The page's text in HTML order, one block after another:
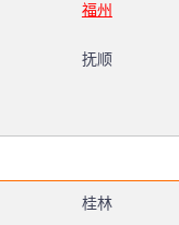
福州
抚顺
桂林